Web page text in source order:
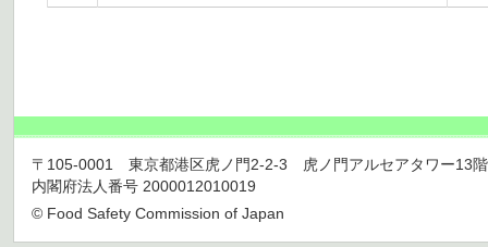
〒105-0001 東京都港区虎ノ門2-2-3 虎ノ門アルセアタワー13
内閣府法人番号 2000012010019
© Food Safety Commission of Japan